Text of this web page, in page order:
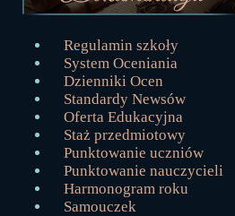
Regulamin szkoły
System Oceniania
Dzienniki Ocen
Standardy Newsów
Oferta Edukacyjna
Staż przedmiotowy
Punktowanie uczniów
Punktowanie nauczycieli
Harmonogram roku
Samouczek